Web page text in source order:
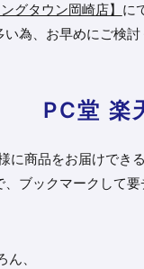
グタウン岡崎店】 に
為、お早めにご検討
PC堂 楽
に商品をお届けできる
ブックマークして要
、